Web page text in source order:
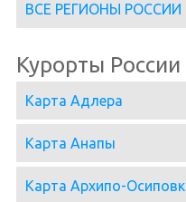
ВСЕ РЕГИОНЫ
Курорты России
Карта Адлера
Карта Анапы
Карта Архипо-